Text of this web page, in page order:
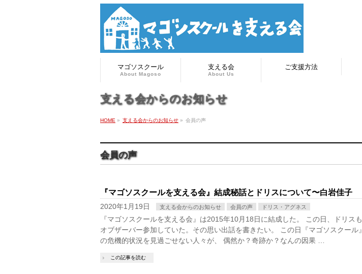
マゴソスクール
About Magoso
支える会
About Us
ご支援方法
支える会からのお知らせ
HOME » 支える会からのお知らせ » 会員の声
会員の声
『マゴソスクールを支える会』結成秘話とドリスについて〜白岩佳子
2020年1月19日 支える会からのお知らせ 会員の声 ドリス・アグネス
『マゴソスクールを支える会』は2015年10月18日に結成した。 この日、ドリスも
オブザーバー参加していた。その思い出話を書きたい。 この日『マゴソスクール』
の危機的状況を見過ごせない人々が、 偶然か？奇跡か？なんの因果 …
この記事を読む